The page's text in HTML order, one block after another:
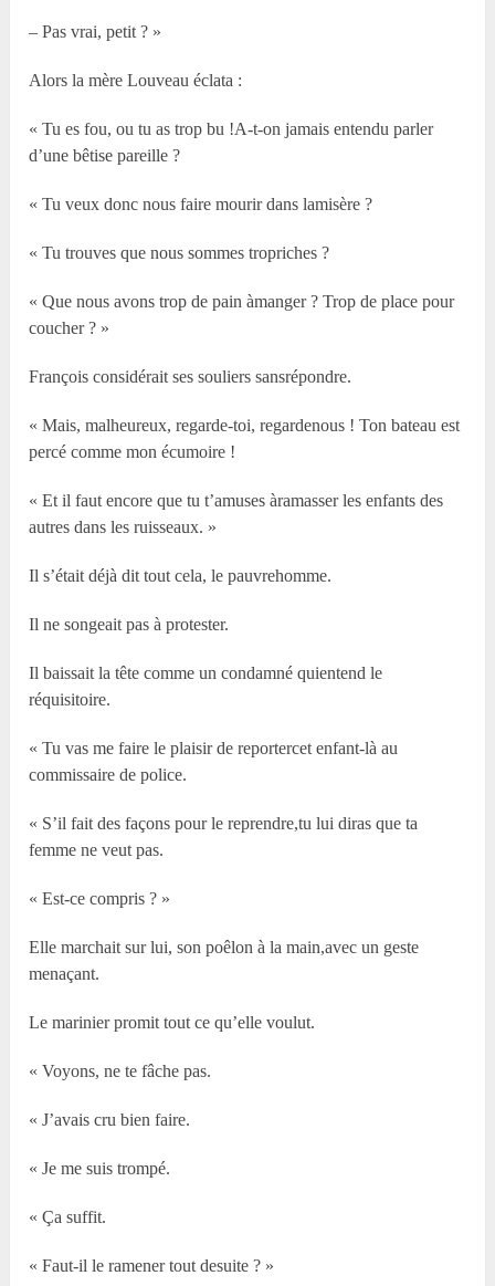
– Pas vrai, petit ? »
Alors la mère Louveau éclata :
« Tu es fou, ou tu as trop bu !A-t-on jamais entendu parler
d’une bêtise pareille ?
« Tu veux donc nous faire mourir dans lamisère ?
« Tu trouves que nous sommes tropriches ?
« Que nous avons trop de pain àmanger ? Trop de place pour
coucher ? »
François considérait ses souliers sansrépondre.
« Mais, malheureux, regarde-toi, regardenous ! Ton bateau est
percé comme mon écumoire !
« Et il faut encore que tu t’amuses àramasser les enfants des
autres dans les ruisseaux. »
Il s’était déjà dit tout cela, le pauvrehomme.
Il ne songeait pas à protester.
Il baissait la tête comme un condamné quientend le
réquisitoire.
« Tu vas me faire le plaisir de reportercet enfant-là au
commissaire de police.
« S’il fait des façons pour le reprendre,tu lui diras que ta
femme ne veut pas.
« Est-ce compris ? »
Elle marchait sur lui, son poêlon à la main,avec un geste
menaçant.
Le marinier promit tout ce qu’elle voulut.
« Voyons, ne te fâche pas.
« J’avais cru bien faire.
« Je me suis trompé.
« Ça suffit.
« Faut-il le ramener tout desuite ? »